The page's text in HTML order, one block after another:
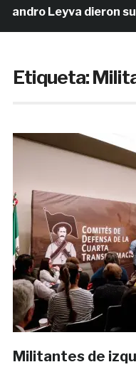
Leyva dieron su
Etiqueta:
Militantes de